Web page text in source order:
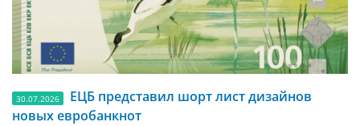
30.07.2026
ЕЦБ представил шорт лист дизайнов
новых евробанкнот